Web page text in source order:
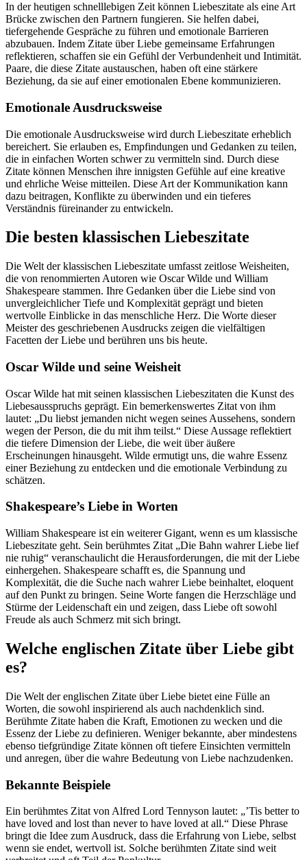
In der heutigen schnelllebigen Zeit können Liebeszitate als eine Art
Brücke zwischen den Partnern fungieren. Sie helfen dabei,
tiefergehende Gespräche zu führen und emotionale Barrieren
abzubauen. Indem Zitate über Liebe gemeinsame Erfahrungen
reflektieren, schaffen sie ein Gefühl der Verbundenheit und Intimität.
Paare, die diese Zitate austauschen, haben oft eine stärkere
Beziehung, da sie auf einer emotionalen Ebene kommunizieren.
Emotionale Ausdrucksweise
Die emotionale Ausdrucksweise wird durch Liebeszitate erheblich
bereichert. Sie erlauben es, Empfindungen und Gedanken zu teilen,
die in einfachen Worten schwer zu vermitteln sind. Durch diese
Zitate können Menschen ihre innigsten Gefühle auf eine kreative
und ehrliche Weise mitteilen. Diese Art der Kommunikation kann
dazu beitragen, Konflikte zu überwinden und ein tieferes
Verständnis füreinander zu entwickeln.
Die besten klassischen Liebeszitate
Die Welt der klassischen Liebeszitate umfasst zeitlose Weisheiten,
die von renommierten Autoren wie Oscar Wilde und William
Shakespeare stammen. Ihre Gedanken über die Liebe sind von
unvergleichlicher Tiefe und Komplexität geprägt und bieten
wertvolle Einblicke in das menschliche Herz. Die Worte dieser
Meister des geschriebenen Ausdrucks zeigen die vielfältigen
Facetten der Liebe und berühren uns bis heute.
Oscar Wilde und seine Weisheit
Oscar Wilde hat mit seinen klassischen Liebeszitaten die Kunst des
Liebesausspruchs geprägt. Ein bemerkenswertes Zitat von ihm
lautet: „Du liebst jemanden nicht wegen seines Aussehens, sondern
wegen der Person, die du mit ihm teilst.“ Diese Aussage reflektiert
die tiefere Dimension der Liebe, die weit über äußere
Erscheinungen hinausgeht. Wilde ermutigt uns, die wahre Essenz
einer Beziehung zu entdecken und die emotionale Verbindung zu
schätzen.
Shakespeare’s Liebe in Worten
William Shakespeare ist ein weiterer Gigant, wenn es um klassische
Liebeszitate geht. Sein berühmtes Zitat „Die Bahn wahrer Liebe lief
nie ruhig“ veranschaulicht die Herausforderungen, die mit der Liebe
einhergehen. Shakespeare schafft es, die Spannung und
Komplexität, die die Suche nach wahrer Liebe beinhaltet, eloquent
auf den Punkt zu bringen. Seine Worte fangen die Herzschläge und
Stürme der Leidenschaft ein und zeigen, dass Liebe oft sowohl
Freude als auch Schmerz mit sich bringt.
Welche englischen Zitate über Liebe gibt
es?
Die Welt der englischen Zitate über Liebe bietet eine Fülle an
Worten, die sowohl inspirierend als auch nachdenklich sind.
Berühmte Zitate haben die Kraft, Emotionen zu wecken und die
Essenz der Liebe zu definieren. Weniger bekannte, aber mindestens
ebenso tiefgründige Zitate können oft tiefere Einsichten vermitteln
und anregen, über die wahre Bedeutung von Liebe nachzudenken.
Bekannte Beispiele
Ein berühmtes Zitat von Alfred Lord Tennyson lautet: „’Tis better to
have loved and lost than never to have loved at all.“ Diese Phrase
bringt die Idee zum Ausdruck, dass die Erfahrung von Liebe, selbst
wenn sie endet, wertvoll ist. Solche berühmten Zitate sind weit